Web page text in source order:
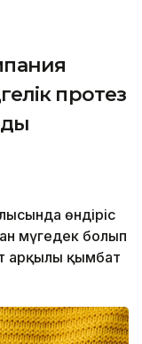
протез
өндіріс
мүгедек болып
арқылы қымбат